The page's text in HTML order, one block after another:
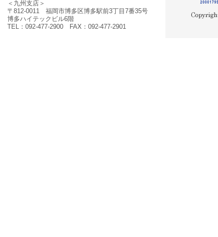
＜九州支店＞
〒812-0011 福岡市博多区博多駅前3丁目7番35号
博多ハイテックビル6階
TEL：092-477-2900 FAX：092-477-2901